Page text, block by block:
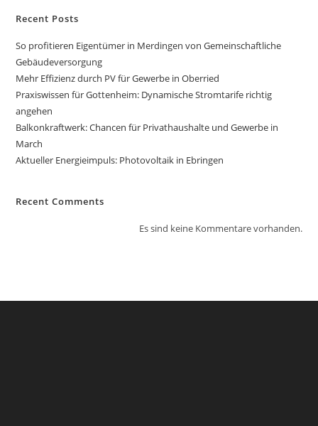
Recent Posts
So profitieren Eigentümer in Merdingen von Gemeinschaftliche
Gebäudeversorgung
Mehr Effizienz durch PV für Gewerbe in Oberried
Praxiswissen für Gottenheim: Dynamische Stromtarife richtig
angehen
Balkonkraftwerk: Chancen für Privathaushalte und Gewerbe in
March
Aktueller Energieimpuls: Photovoltaik in Ebringen
Recent Comments
Es sind keine Kommentare vorhanden.